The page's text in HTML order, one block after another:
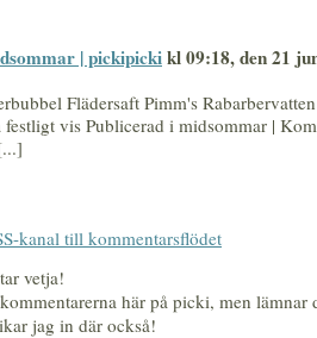
| pickipickikl 09:18, den 21
Flädersaft Pimm's
festligt vis Publicerad i midsommar |
kanal till kommentarsflödet
vetja!
här på picki, men lämnar
jag in där också!